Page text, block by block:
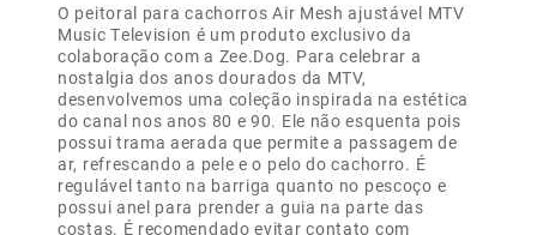
O peitoral para cachorros Air Mesh ajustável MTV
Music Television é um produto exclusivo da
colaboração com a Zee.Dog. Para celebrar a
nostalgia dos anos dourados da MTV,
desenvolvemos uma coleção inspirada na estética
do canal nos anos 80 e 90. Ele não esquenta pois
possui trama aerada que permite a passagem de
ar, refrescando a pele e o pelo do cachorro. É
regulável tanto na barriga quanto no pescoço e
possui anel para prender a guia na parte das
costas. É recomendado evitar contato com